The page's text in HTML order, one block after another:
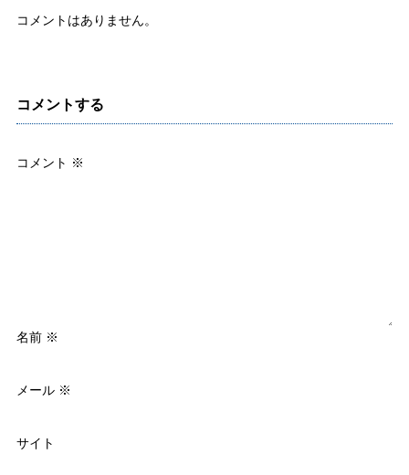
コメントはありません。
コメントする
コメント ※
名前 ※
メール ※
サイト